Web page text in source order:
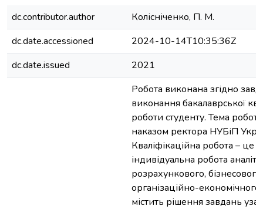
dc.contributor.author
Колісніченко, П. М.
dc.date.accessioned
2024-10-14T10:35:36Z
dc.date.issued
2021
Робота виконана згідно
виконання бакалаврської
роботи студенту. Тема
наказом ректора НУБіП
Кваліфікаційна робота – це
індивідуальна робота
розрахункового,
організаційно-
містить рішення завдань